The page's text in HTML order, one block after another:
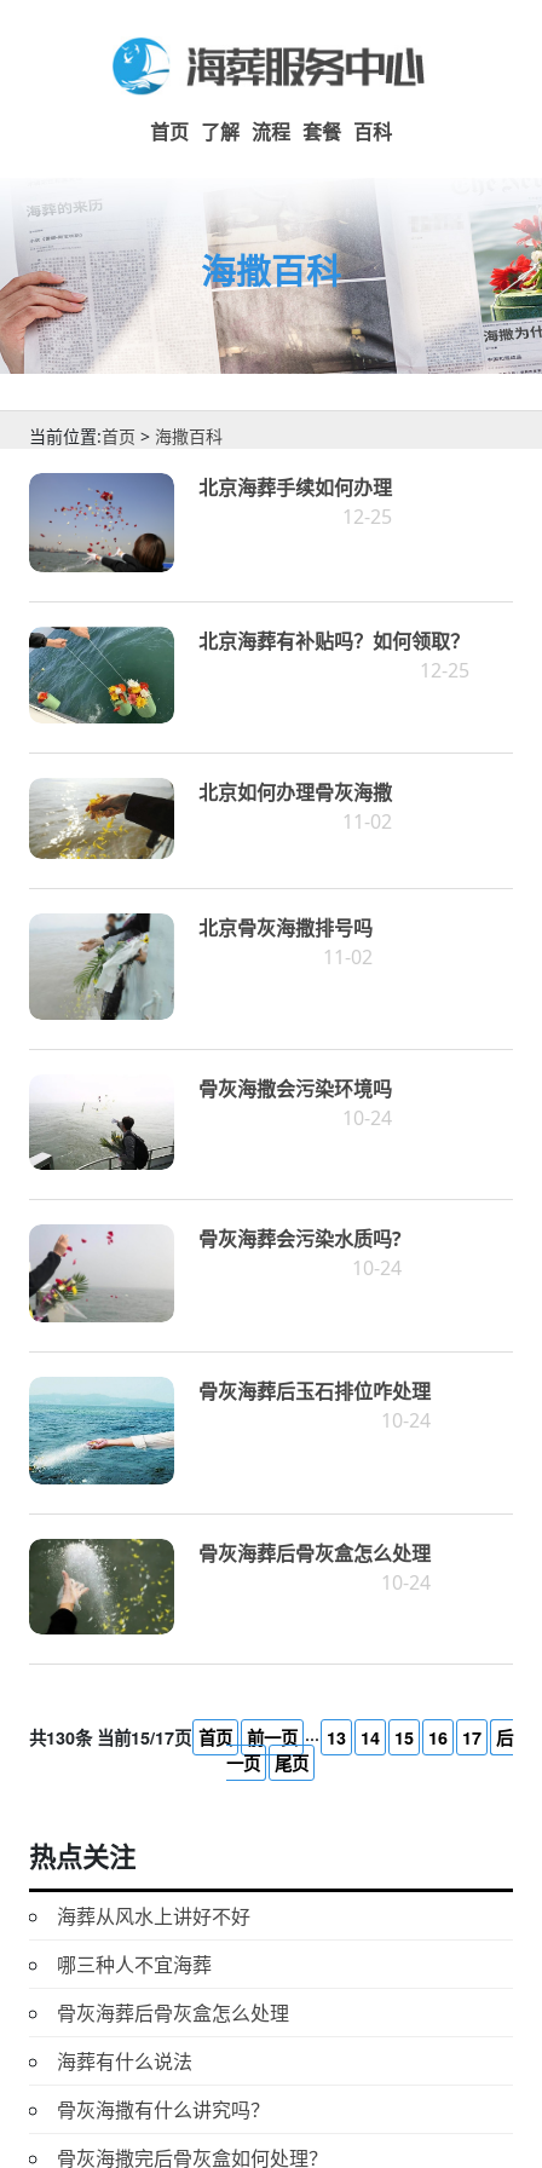
首页 了解 流程 套餐 百科
海撒百科
当前位置:首页 > 海撒百科
北京海葬手续如何办理
12-25
北京海葬有补贴吗？如何领取？
12-25
北京如何办理骨灰海撒
11-02
北京骨灰海撒排号吗
11-02
骨灰海撒会污染环境吗
10-24
骨灰海葬会污染水质吗?
10-24
骨灰海葬后玉石排位咋处理
10-24
骨灰海葬后骨灰盒怎么处理
10-24
共130条 当前15/17页 首页 前一页 ··· 13 14 15 16 17
后
一页 尾页
热点关注
海葬从风水上讲好不好
哪三种人不宜海葬
骨灰海葬后骨灰盒怎么处理
海葬有什么说法
骨灰海撒有什么讲究吗？
骨灰海撒完后骨灰盒如何处理？